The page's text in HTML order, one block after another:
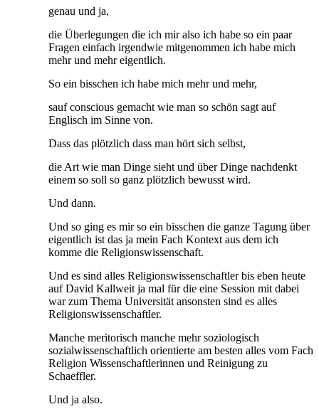
genau und ja,
die Überlegungen die ich mir also ich habe so ein paar
Fragen einfach irgendwie mitgenommen ich habe mich
mehr und mehr eigentlich.
So ein bisschen ich habe mich mehr und mehr,
sauf conscious gemacht wie man so schön sagt auf
Englisch im Sinne von.
Dass das plötzlich dass man hört sich selbst,
die Art wie man Dinge sieht und über Dinge nachdenkt
einem so soll so ganz plötzlich bewusst wird.
Und dann.
Und so ging es mir so ein bisschen die ganze Tagung über
eigentlich ist das ja mein Fach Kontext aus dem ich
komme die Religionswissenschaft.
Und es sind alles Religionswissenschaftler bis eben heute
auf David Kallweit ja mal für die eine Session mit dabei
war zum Thema Universität ansonsten sind es alles
Religionswissenschaftler.
Manche meritorisch manche mehr soziologisch
sozialwissenschaftlich orientierte am besten alles vom Fach
Religion Wissenschaftlerinnen und Reinigung zu
Schaeffler.
Und ja also.